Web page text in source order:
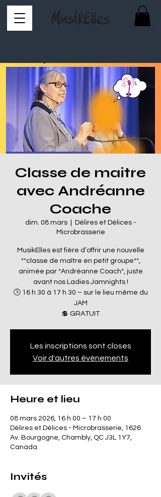
Classe de maitre
avec Andréanne
Coache
dim. 08 mars
  |
Délires et Délices -
Microbrasserie
MusikElles est fière d’offrir une nouvelle
**classe de maître en petit groupe**,
animée par *Andréanne Coach*, juste
avant nos Ladies Jamnights !
🕓 16 h 30 à 17 h 30 – sur le lieu même du
JAM
Les inscriptions sont closes
Voir d'autres événements
Heure et lieu
08 mars 2026, 16 h 00 – 17 h 00
Délires et Délices - Microbrasserie, 1626
Av. Bourgogne, Chambly, QC J3L 1Y7,
Canada
Invités